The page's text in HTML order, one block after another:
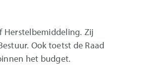
Herstelbemiddeling. Zij
Ook toetst de Raad
het budget.